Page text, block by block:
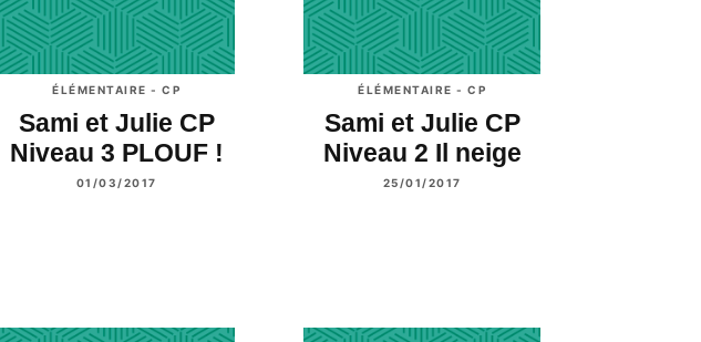
ÉLÉMENTAIRE - CP
Sami et Julie CP
Niveau 3 PLOUF !
01/03/2017
ÉLÉMENTAIRE - CP
Sami et Julie CP
Niveau 2 Il neige
25/01/2017